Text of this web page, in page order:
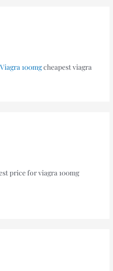
100mgcheapest viagra
price for viagra 100mg